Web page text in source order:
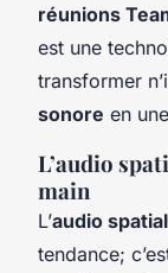
réunions
est une
transformer
sonore en une
L’audio
main
L’audio spatial
tendance;